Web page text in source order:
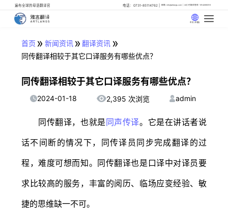
遍布全球的母语翻译官 电话：0731-85114762 邮箱: info@artlangs.com 24小时翻译管家: 18142666316
中文 (中国)
首页 » 新闻资讯» 翻译资讯 »
同传翻译相较于其它口译服务有哪些优点？
同传翻译相较于其它口译服务有哪些优点？
2024-01-18 2,395 次浏览 admin
同传翻译，也就是同声传译。它是在讲话者说
话不间断的情况下，同传译员同步完成翻译的过
程，难度可想而知。同传翻译也是口译中对译员要
求比较高的服务，丰富的阅历、临场应变经验、敏
捷的思维缺一不可。